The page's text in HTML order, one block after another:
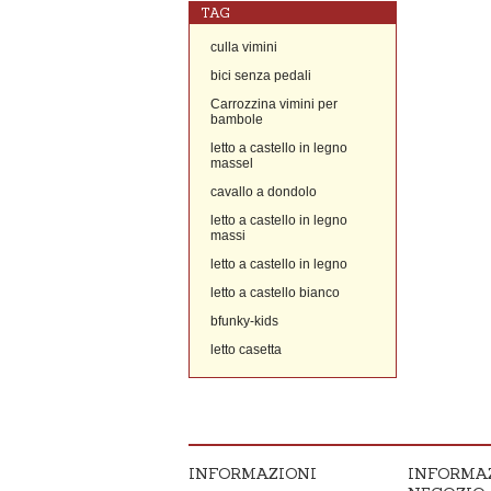
TAG
culla vimini
bici senza pedali
Carrozzina vimini per
bambole
letto a castello in legno
massel
cavallo a dondolo
letto a castello in legno
massi
letto a castello in legno
letto a castello bianco
bfunky-kids
letto casetta
INFORMAZIONI